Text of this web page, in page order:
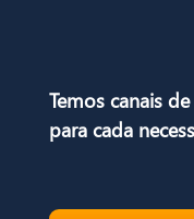
Temos canais
para cada